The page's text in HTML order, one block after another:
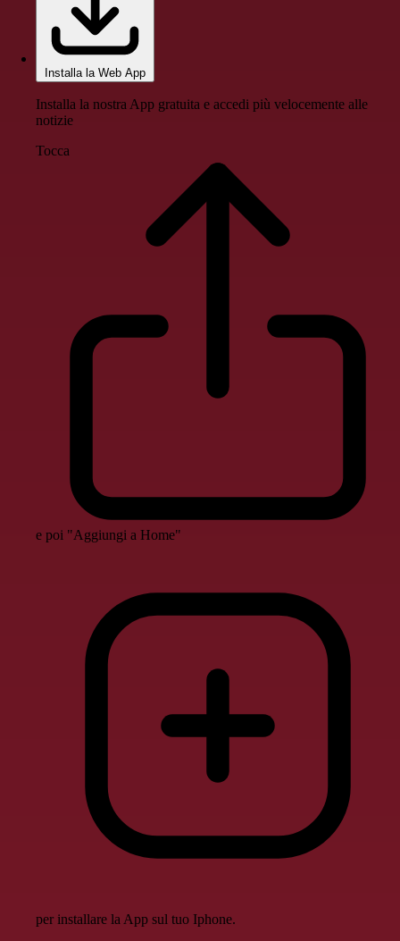
Installa la Web App
Installa la nostra App gratuita e accedi più velocemente alle
notizie
Tocca
e poi "Aggiungi a Home"
per installare la App sul tuo Iphone.